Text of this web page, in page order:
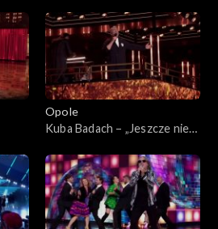
przekór wszystkim będę
spać”. 63. KFPP: Koncert
„Autobiografia. Jubileusz
Bogdana Olewicza”
Opole
Kuba Badach – „Jeszcze nie
„Autobiografia. Jubileusz
Bogdana Olewicza”